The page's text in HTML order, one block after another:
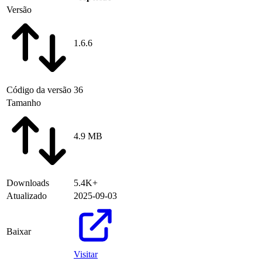
Versão
1.6.6
Código da versão 36
Tamanho
4.9 MB
Downloads
5.4K+
Atualizado
2025-09-03
Baixar
Visitar